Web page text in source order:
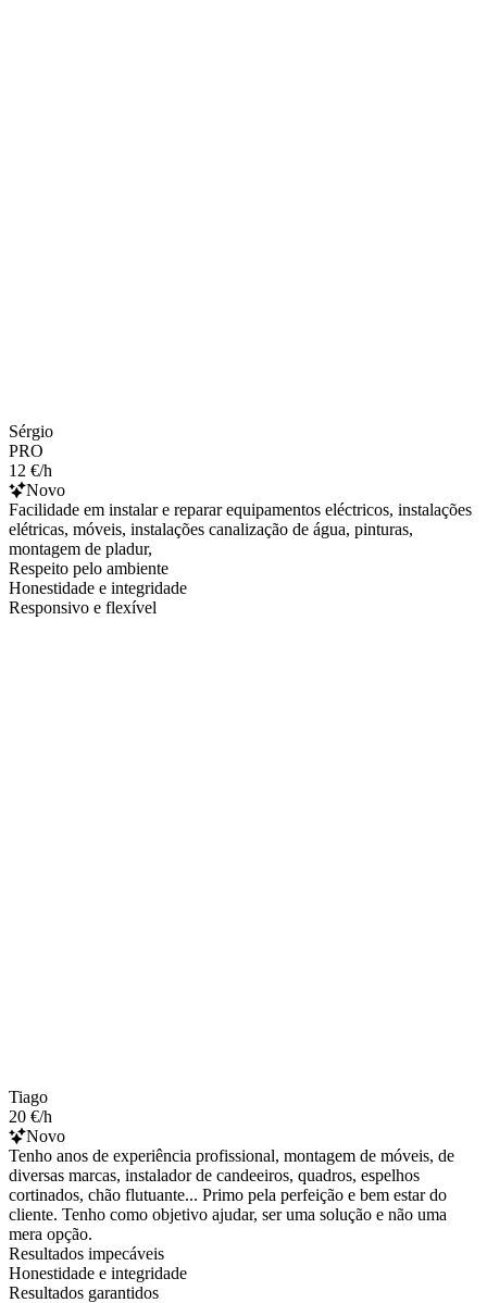
Sérgio
PRO
12 €/h
Novo
Facilidade em instalar e reparar equipamentos eléctricos, instalações
elétricas, móveis, instalações canalização de água, pinturas,
montagem de pladur,
Respeito pelo ambiente
Honestidade e integridade
Responsivo e flexível
Tiago
20 €/h
Novo
Tenho anos de experiência profissional, montagem de móveis, de
diversas marcas, instalador de candeeiros, quadros, espelhos
cortinados, chão flutuante... Primo pela perfeição e bem estar do
cliente. Tenho como objetivo ajudar, ser uma solução e não uma
mera opção.
Resultados impecáveis
Honestidade e integridade
Resultados garantidos